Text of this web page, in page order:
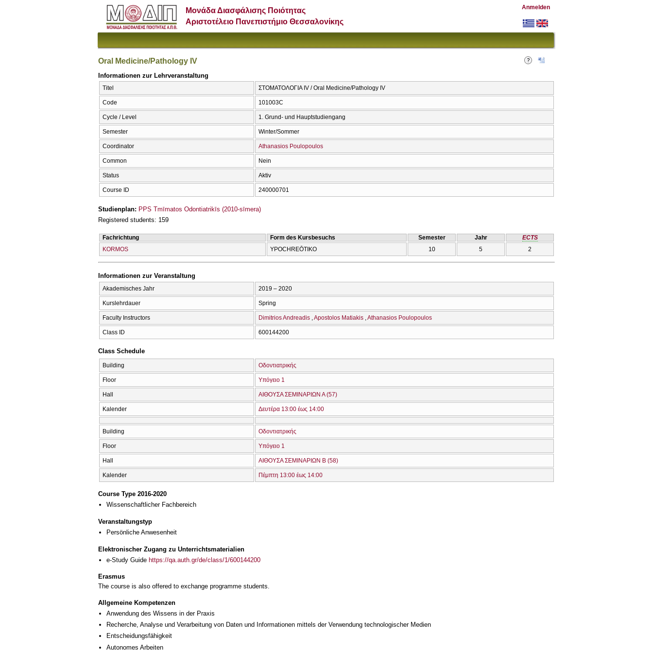
Μονάδα Διασφάλισης Ποιότητας
Αριστοτέλειο Πανεπιστήμιο Θεσσαλονίκης
Anmelden
Oral Medicine/Pathology IV
Informationen zur Lehrveranstaltung
Titel ΣΤΟΜΑΤΟΛΟΓΙΑ IV / Oral Medicine/Pathology IV
Code 101003C
Cycle / Level 1. Grund- und Hauptstudiengang
Semester Winter/Sommer
Coordinator Athanasios Poulopoulos
Common Nein
Status Aktiv
Course ID 240000701
Studienplan: PPS Tmīmatos Odontiatrikīs (2010-sīmera)
Registered students: 159
Fachrichtung Form des Kursbesuchs Semester Jahr
ECTS
KORMOS
YPOCΗREŌTIKO 10 5 2
Informationen zur Veranstaltung
Akademisches Jahr 2019 – 2020
Kurslehrdauer Spring
Faculty Instructors Dimitrios Andreadis Apostolos Matiakis Athanasios Poulopoulos
Class ID 600144200
Class Schedule
Building Οδοντιατρικής
Floor Υπόγειο 1
Hall ΑΙΘΟΥΣΑ ΣΕΜΙΝΑΡΙΩΝ Α (57)
Kalender Δευτέρα 13:00 έως 14:00
Building Οδοντιατρικής
Floor Υπόγειο 1
Hall ΑΙΘΟΥΣΑ ΣΕΜΙΝΑΡΙΩΝ Β (58)
Kalender Πέμπτη 13:00 έως 14:00
Course Type 2016-2020
Wissenschaftlicher Fachbereich
Veranstaltungstyp
Persönliche Anwesenheit
Elektronischer Zugang zu Unterrichtsmaterialien
e-Study Guide https://qa.auth.gr/de/class/1/600144200
Erasmus
The course is also offered to exchange programme students.
Allgemeine Kompetenzen
Anwendung des Wissens in der Praxis
Recherche, Analyse und Verarbeitung von Daten und Informationen mittels der Verwendung technologischer Medien
Entscheidungsfähigkeit
Autonomes Arbeiten